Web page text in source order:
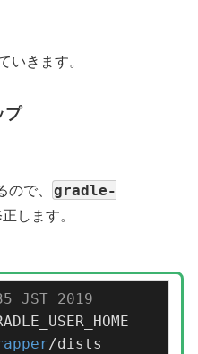
いきます。
プ
で、
gradle-
します。
JST 2019
/dists